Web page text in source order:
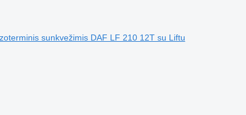
sunkvežimis DAF LF 210 12T su Liftu